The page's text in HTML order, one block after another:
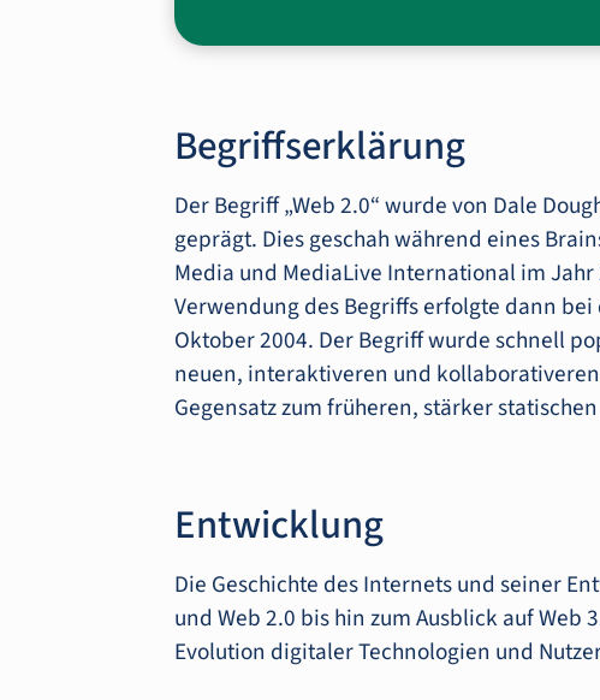
Begriffserklärung
Der Begriff „Web 2.0“ wurde von Dale
geprägt. Dies geschah während eines
Media und MediaLive International im
Verwendung des Begriffs erfolgte dann bei
Oktober 2004. Der Begriff wurde schnell
neuen, interaktiveren und
Gegensatz zum früheren, stärker statischen
Entwicklung
Die Geschichte des Internets und seiner
und Web 2.0 bis hin zum Ausblick auf
Evolution digitaler Technologien und